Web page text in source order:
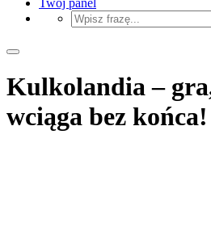
Kulkolandia –
wciąga bez